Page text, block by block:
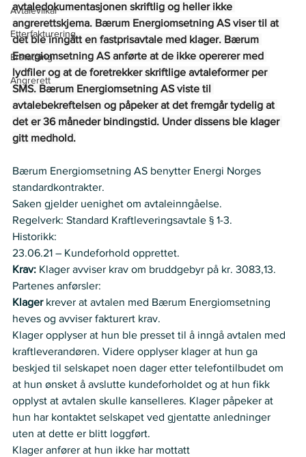
Avtalevilkår
Etterfakturering
Erstatning
Angrerett
avtaledokumentasjonen skriftlig og heller ikke
angrerettskjema. Bærum Energiomsetning AS viser til at
det ble inngått en fastprisavtale med klager. Bærum
Energiomsetning AS anførte at de ikke opererer med
lydfiler og at de foretrekker skriftlige avtaleformer per
SMS. Bærum Energiomsetning AS viste til
avtalebekreftelsen og påpeker at det fremgår tydelig at
det er 36 måneder bindingstid. Under dissens ble klager
gitt medhold.
Bærum Energiomsetning AS benytter Energi Norges
standardkontrakter.
Saken gjelder uenighet om avtaleinngåelse.
Regelverk: Standard Kraftleveringsavtale § 1-3.
Historikk:
23.06.21 – Kundeforhold opprettet.
Krav: Klager avviser krav om bruddgebyr på kr. 3083,13.
Partenes anførsler:
Klager krever at avtalen med Bærum Energiomsetning
heves og avviser fakturert krav.
Klager opplyser at hun ble presset til å inngå avtalen med
kraftleverandøren. Videre opplyser klager at hun ga
beskjed til selskapet noen dager etter telefontilbudet om
at hun ønsket å avslutte kundeforholdet og at hun fikk
opplyst at avtalen skulle kanselleres. Klager påpeker at
hun har kontaktet selskapet ved gjentatte anledninger
uten at dette er blitt loggført.
Klager anfører at hun ikke har mottatt